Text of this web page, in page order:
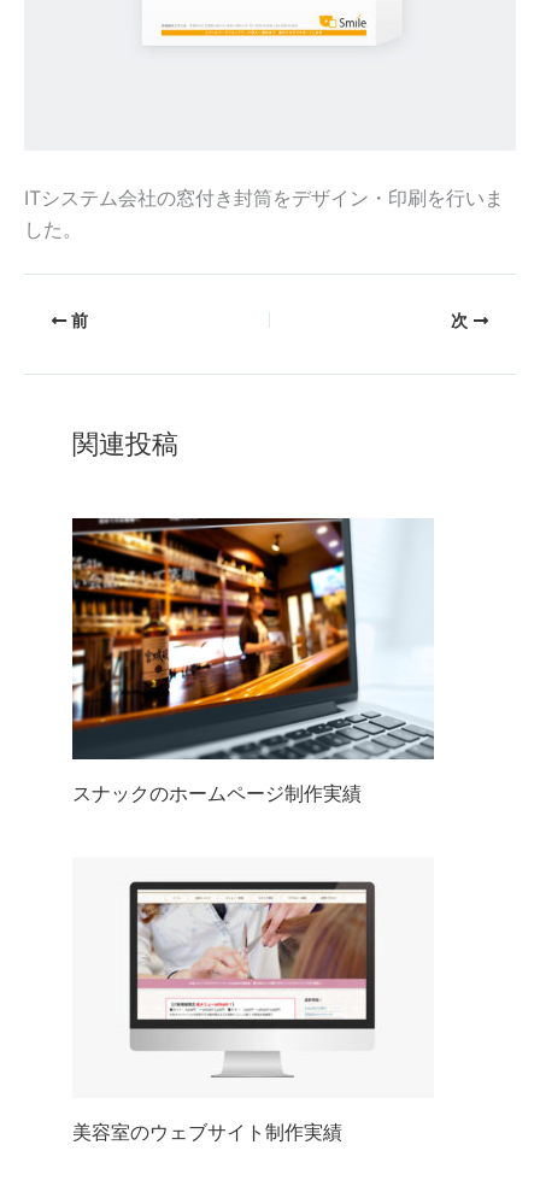
ITシステム会社の窓付き封筒をデザイン・印刷を行いま
した。
前 次
関連投稿
スナックのホームページ制作実績
美容室のウェブサイト制作実績